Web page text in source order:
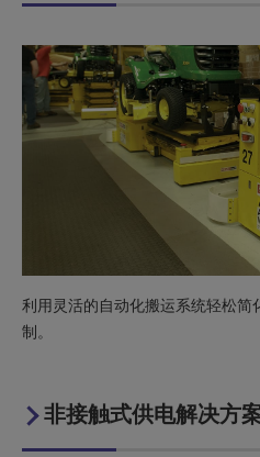
利用灵活的自动化搬运系统轻松简
制。
非接触式供电解决方